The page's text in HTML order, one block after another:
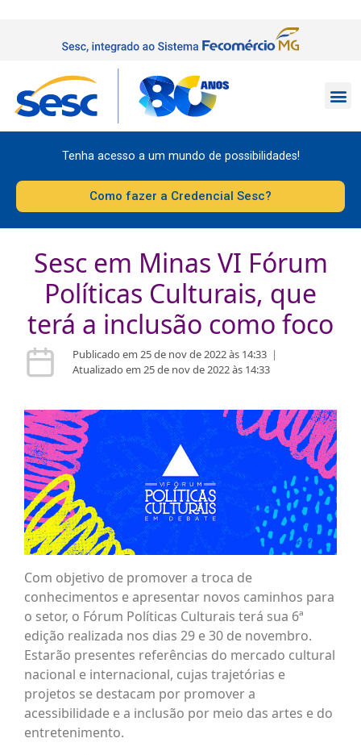
Tenha acesso a um mundo de possibilidades!
Como fazer a Credencial Sesc?
Sesc em Minas VI Fórum
Políticas Culturais, que
terá a inclusão como foco
Publicado em 25 de nov de 2022 às 14:33 |
Atualizado em 25 de nov de 2022 às 14:33
Com objetivo de promover a troca de
conhecimentos e apresentar novos caminhos para
o setor, o Fórum Políticas Culturais terá sua 6ª
edição realizada nos dias 29 e 30 de novembro.
Estarão presentes referências do mercado cultural
nacional e internacional, cujas trajetórias e
projetos se destacam por promover a
acessibilidade e a inclusão por meio das artes e do
entretenimento.